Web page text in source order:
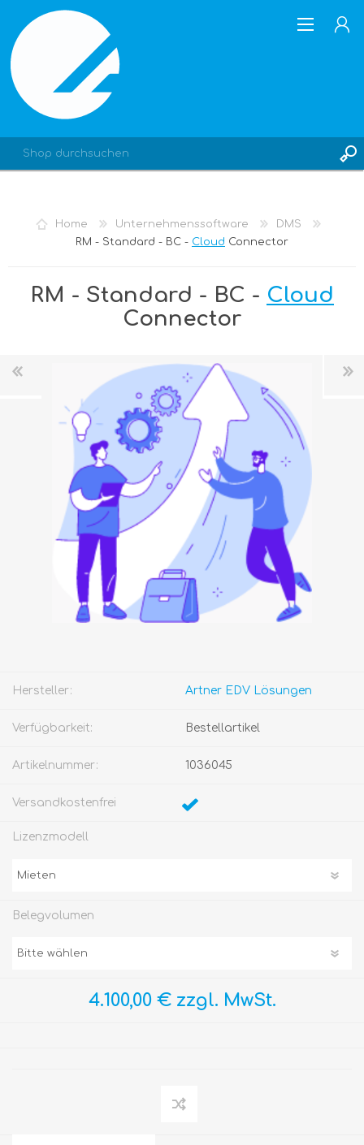
REGISTRIERUNG
ANMELDEN
Home Unternehmenssoftware
DMS
RM - Standard - BC - Cloud Connector
RM - Standard - BC - Cloud
Connector
Hersteller: Artner EDV Lösungen
Verfügbarkeit: Bestellartikel
Artikelnummer: 1036045
Versandkostenfrei
Lizenzmodell
Belegvolumen
4.100,00 € zzgl. MwSt.